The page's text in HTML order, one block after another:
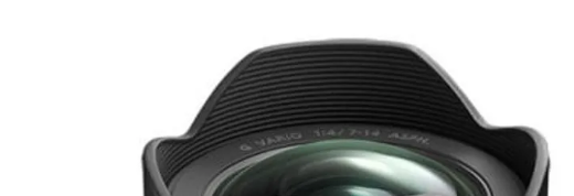
4. peak design
5. canon sx740 hs
6. lavaliera